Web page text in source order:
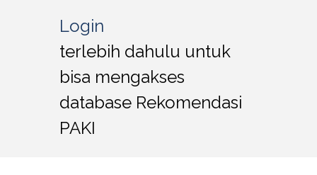
Login
terlebih dahulu untuk
bisa mengakses
database Rekomendasi
PAKI